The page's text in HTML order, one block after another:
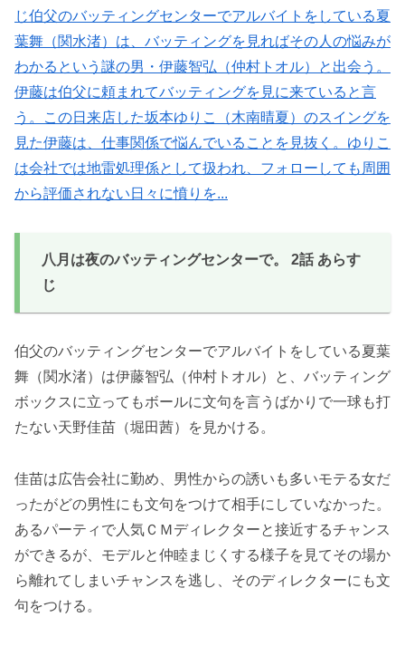
じ伯父のバッティングセンターでアルバイトをしている夏
葉舞（関水渚）は、バッティングを見ればその人の悩みが
わかるという謎の男・伊藤智弘（仲村トオル）と出会う。
伊藤は伯父に頼まれてバッティングを見に来ていると言
う。この日来店した坂本ゆりこ（木南晴夏）のスイングを
見た伊藤は、仕事関係で悩んでいることを見抜く。ゆりこ
は会社では地雷処理係として扱われ、フォローしても周囲
から評価されない日々に憤りを...
八月は夜のバッティングセンターで。 2話 あらす
じ
伯父のバッティングセンターでアルバイトをしている夏葉
舞（関水渚）は伊藤智弘（仲村トオル）と、バッティング
ボックスに立ってもボールに文句を言うばかりで一球も打
たない天野佳苗（堀田茜）を見かける。
佳苗は広告会社に勤め、男性からの誘いも多いモテる女だ
ったがどの男性にも文句をつけて相手にしていなかった。
あるパーティで人気ＣＭディレクターと接近するチャンス
ができるが、モデルと仲睦まじくする様子を見てその場か
ら離れてしまいチャンスを逃し、そのディレクターにも文
句をつける。